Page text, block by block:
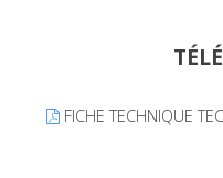
FICHE TECHNIQUE